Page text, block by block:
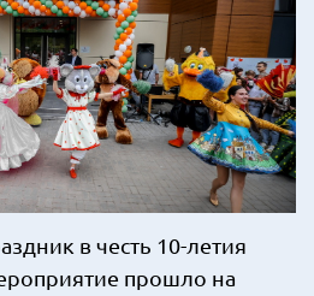
в честь 10-летия
прошло на